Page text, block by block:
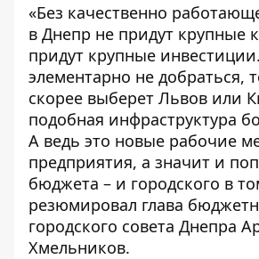
«Без качественно
в Днепр не придут крупные
придут крупные
элементарно не добраться,
скорее выберет Львов или
подобная инфраструктура
А ведь это новые рабочие
предприятия, а значит и
бюджета – и городского в
резюмировал глава
городского совета Днепра
Хмельников.